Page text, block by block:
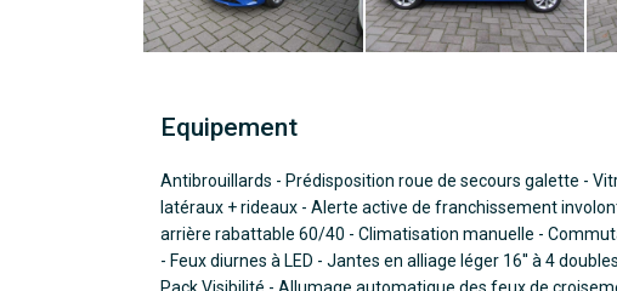
Equipement
Antibrouillards - Prédisposition roue de secours galette -
latéraux + rideaux - Alerte active de franchissement
arrière rabattable 60/40 - Climatisation manuelle -
- Feux diurnes à LED - Jantes en alliage léger 16'' à 4